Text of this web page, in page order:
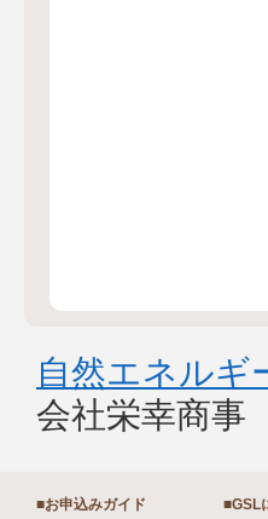
自然エネルギ
会社栄幸商
■お申込みガイド ■GSL